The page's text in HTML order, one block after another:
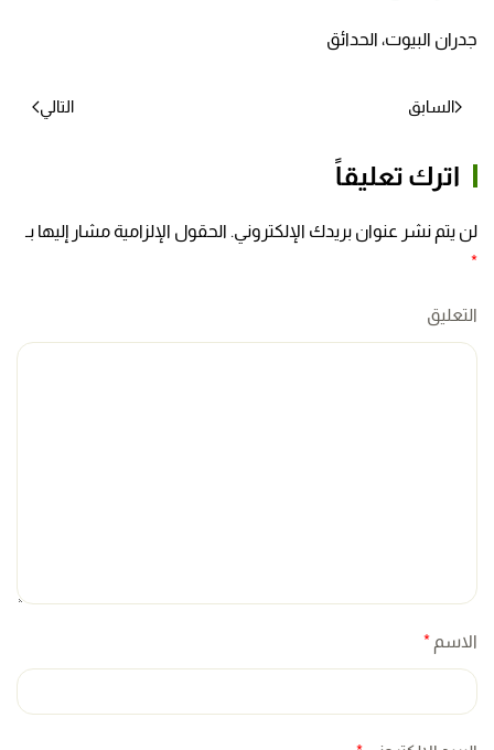
جدران البيوت، الحدائق
السابق التالي
اترك تعليقاً
لن يتم نشر عنوان بريدك الإلكتروني. الحقول الإلزامية مشار إليها بـ
*
التعليق
الاسم *